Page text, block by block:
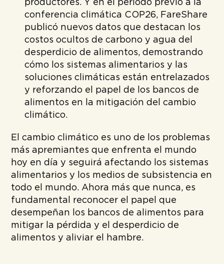
productores. Y en el período previo a la
conferencia climática COP26, FareShare
publicó nuevos datos que destacan los
costos ocultos de carbono y agua del
desperdicio de alimentos, demostrando
cómo los sistemas alimentarios y las
soluciones climáticas están entrelazados
y reforzando el papel de los bancos de
alimentos en la mitigación del cambio
climático.
El cambio climático es uno de los problemas
más apremiantes que enfrenta el mundo
hoy en día y seguirá afectando los sistemas
alimentarios y los medios de subsistencia en
todo el mundo. Ahora más que nunca, es
fundamental reconocer el papel que
desempeñan los bancos de alimentos para
mitigar la pérdida y el desperdicio de
alimentos y aliviar el hambre.